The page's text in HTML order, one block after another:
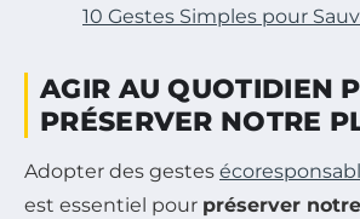
10 Gestes Simples pour
AGIR AU QUOTIDIEN
PRÉSERVER NOTRE
Adopter des gestes
est essentiel pour préserver notre